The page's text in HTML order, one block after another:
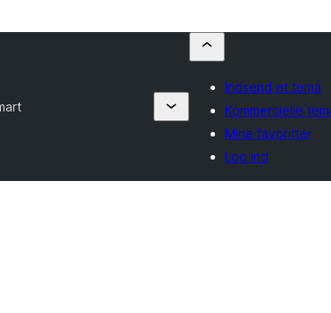
Indsend et tema
Kommercielle
Mine favoritter
Log ind